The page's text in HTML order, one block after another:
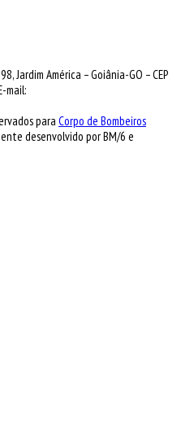
Jardim América – Goiânia-GO – CEP
mail:
para Corpo de Bombeiros
desenvolvido por BM/6 e